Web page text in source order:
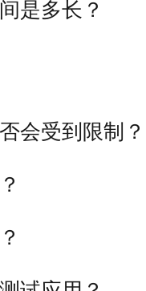
是多长？
会受到限制？